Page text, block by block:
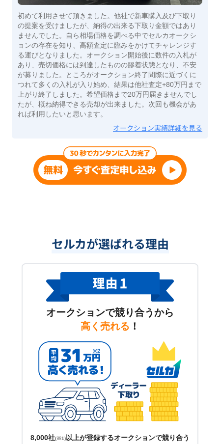
初めて利用させて頂きました。他社で新車購入及び下取り
の提案を受けましたが、納得の出来る下取り金額ではあり
ませんでした。自ら相場価格を調べる中でセルカオークシ
ョンの存在を知り、高額査定に臨みをかけてチャレンジす
る運びとなりました。オークション開始後に数件の入札が
あり、売切価格には到達したものの膠着状態となり、不安
が募りました。ところがオークション終了間際に近づくに
つれて多くの入札が入り始め、結果は他社査定+80万円まで
上がり終了しました。希望価格まで20万円届きませんでし
たが、概ね納得できる売却が出来ました。次回も機会があ
れば利用したいと思います。
オークション実績詳細を見る
セルカが選ばれる理由
オークションで競り合うから
高く売れる ！
8,000社(※1)以上が登録するオークションで競り合う